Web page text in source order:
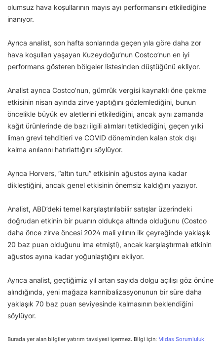
olumsuz hava koşullarının mayıs ayı performansını etkilediğine
inanıyor.
Ayrıca analist, son hafta sonlarında geçen yıla göre daha zor
hava koşulları yaşayan Kuzeydoğu’nun Costco’nun en iyi
performans gösteren bölgeler listesinden düştüğünü ekliyor.
Analist ayrıca Costco’nun, gümrük vergisi kaynaklı öne çekme
etkisinin nisan ayında zirve yaptığını gözlemlediğini, bunun
öncelikle büyük ev aletlerini etkilediğini, ancak aynı zamanda
kağıt ürünlerinde de bazı ilgili alımları tetiklediğini, geçen yılki
liman grevi tehditleri ve COVID döneminden kalan stok dışı
kalma anılarını hatırlattığını söylüyor.
Ayrıca Horvers, “altın turu” etkisinin ağustos ayına kadar
dikleştiğini, ancak genel etkisinin önemsiz kaldığını yazıyor.
Analist, ABD’deki temel karşılaştırılabilir satışlar üzerindeki
doğrudan etkinin bir puanın oldukça altında olduğunu (Costco
daha önce zirve öncesi 2024 mali yılının ilk çeyreğinde yaklaşık
20 baz puan olduğunu ima etmişti), ancak karşılaştırmalı etkinin
ağustos ayına kadar yoğunlaştığını ekliyor.
Ayrıca analist, geçtiğimiz yıl artan sayıda dolgu açılışı göz önüne
alındığında, yeni mağaza kannibalizasyonunun bir süre daha
yaklaşık 70 baz puan seviyesinde kalmasının beklendiğini
söylüyor.
Burada yer alan bilgiler yatırım tavsiyesi içermez. Bilgi için: Midas Sorumluluk